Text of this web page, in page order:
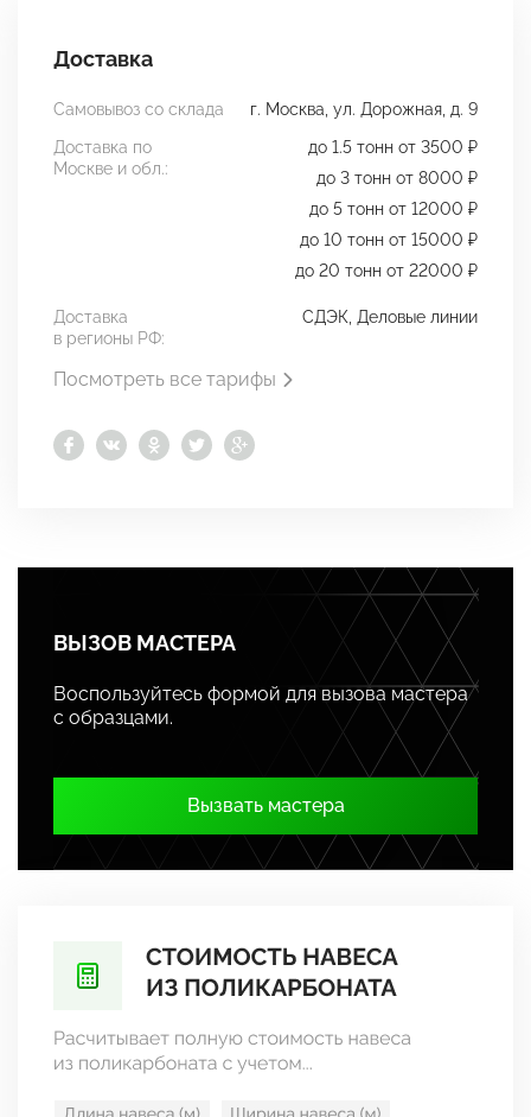
Доставка
Самовывоз со склада
г. Москва, ул. Дорожная, д. 9
Доставка по
Москве и обл.:
до 1.5 тонн от 3500 ₽
до 3 тонн от 8000 ₽
до 5 тонн от 12000 ₽
до 10 тонн от 15000 ₽
до 20 тонн от 22000 ₽
Доставка
в регионы РФ:
СДЭК, Деловые линии
Посмотреть все тарифы
ВЫЗОВ МАСТЕРА
Воспользуйтесь формой для вызова мастера
с образцами.
Вызвать мастера